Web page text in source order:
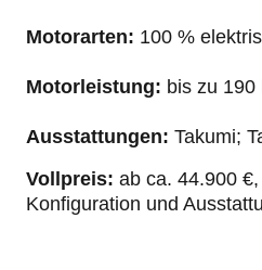
Motorarten: 100 %
Motorleistung: bis zu 190
Ausstattungen: Takumi;
Vollpreis: ab ca. 44.900
Konfiguration und